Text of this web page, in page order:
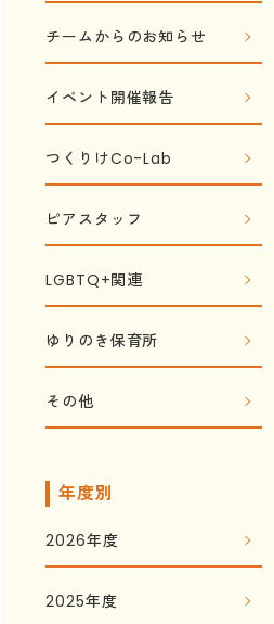
チームからのお知らせ
イベント開催報告
つくりけCo-Lab
ピアスタッフ
LGBTQ+関連
ゆりのき保育所
その他
年度別
2026年度
2025年度